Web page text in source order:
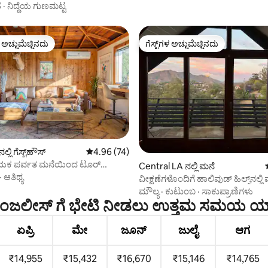
· ನಿದ್ದೆಯ ಗುಣಮಟ್ಟ
15 ವಿಮರ್ಶೆಗಳು
ಹೆಚ್ಚು ಅಚ್ಚುಮೆಚ್ಚಿನದು
ಗೆಸ್ಟ್‌ಹೌಸ್ 5 ರಲ್ಲಿ 4.96 ಸರಾಸರಿ ರೇಟಿಂಗ್, 74 ವಿಮರ್ಶೆಗಳು
4.96 (74)
ಪರ್ವತ ಮನೆಯಿಂದ ಟೂರ್
ಪಾರ್ಕ್
· ಆತಿಥ್ಯ
ಗೆಸ್ಟ್‌ಗಳ ಅಚ್ಚುಮೆಚ್ಚಿನದು
ಗೆಸ್ಟ್‌ಗಳ ಅಚ್ಚುಮೆಚ್ಚಿನದು
Central LA ನಲ್ಲಿ ಮನೆ
ವೀಕ್ಷಣೆಗಳೊಂದಿಗೆ ಹಾಲಿವುಡ್ ಹಿಲ್ಸ್‌ನಲ್ಲಿ
ಅದ್ಭುತ
ಮೌಲ್ಯ· ಕುಟುಂಬ · ಸಾಕುಪ್ರಾಣಿಗಳು
ಗೆ ಭೇಟಿ ನೀಡಲು ಉತ್ತಮ ಸಮಯ
ಏಪ್ರಿ ಮೇ ಜೂನ್ ಜುಲೈ ಆಗ
₹14,955 ₹15,432 ₹16,670 ₹15,146 ₹14,765